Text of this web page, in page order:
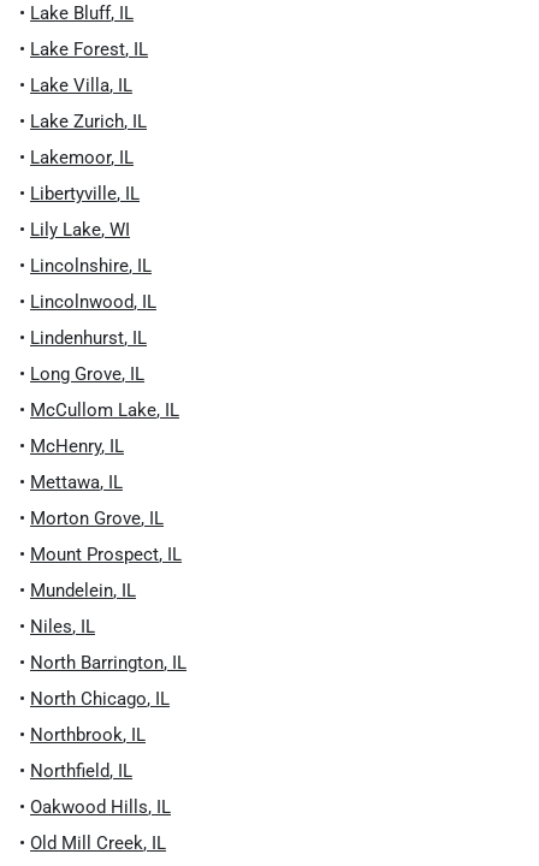
• Lake Bluff, IL
• Lake Forest, IL
• Lake Villa, IL
• Lake Zurich, IL
• Lakemoor, IL
• Libertyville, IL
• Lily Lake, WI
• Lincolnshire, IL
• Lincolnwood, IL
• Lindenhurst, IL
• Long Grove, IL
• McCullom Lake, IL
• McHenry, IL
• Mettawa, IL
• Morton Grove, IL
• Mount Prospect, IL
• Mundelein, IL
• Niles, IL
• North Barrington, IL
• North Chicago, IL
• Northbrook, IL
• Northfield, IL
• Oakwood Hills, IL
• Old Mill Creek, IL